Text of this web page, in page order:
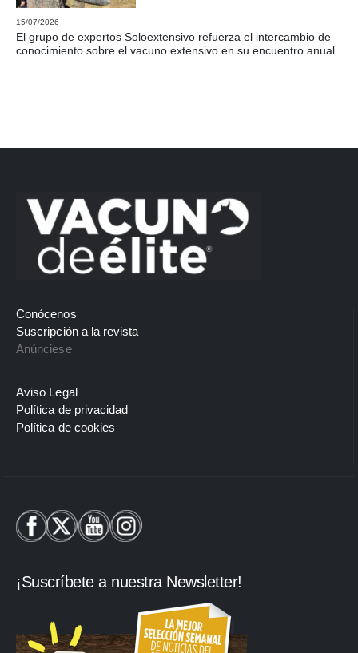
15/07/2026
El grupo de expertos Soloextensivo refuerza el intercambio de
conocimiento sobre el vacuno extensivo en su encuentro anual
Conócenos
Suscripción a la revista
Anúnciese
Aviso Legal
Política de privacidad
Política de cookies
¡Suscríbete a nuestra Newsletter!